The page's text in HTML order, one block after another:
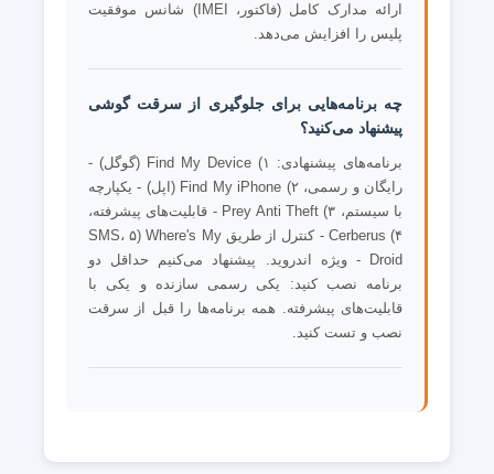
ارائه مدارک کامل (فاکتور، IMEI) شانس موفقیت
پلیس را افزایش می‌دهد.
چه برنامه‌هایی برای جلوگیری از سرقت گوشی
پیشنهاد می‌کنید؟
برنامه‌های پیشنهادی: ۱) Find My Device (گوگل) -
رایگان و رسمی، ۲) Find My iPhone (اپل) - یکپارچه
با سیستم، ۳) Prey Anti Theft - قابلیت‌های پیشرفته،
۴) Cerberus - کنترل از طریق SMS، ۵) Where's My
Droid - ویژه اندروید. پیشنهاد می‌کنیم حداقل دو
برنامه نصب کنید: یکی رسمی سازنده و یکی با
قابلیت‌های پیشرفته. همه برنامه‌ها را قبل از سرقت
نصب و تست کنید.